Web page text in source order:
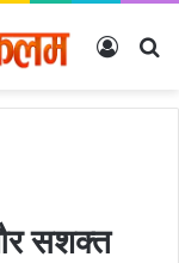
Log In
सशक्त